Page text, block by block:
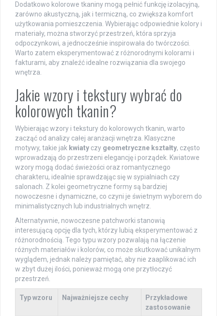
Dodatkowo kolorowe tkaniny mogą pełnić funkcję izolacyjną,
zarówno akustyczną, jak i termiczną, co zwiększa komfort
użytkowania pomieszczenia. Wybierając odpowiednie kolory i
materiały, można stworzyć przestrzeń, która sprzyja
odpoczynkowi, a jednocześnie inspirowała do twórczości.
Warto zatem eksperymentować z różnorodnymi kolorami i
fakturami, aby znaleźć idealne rozwiązania dla swojego
wnętrza.
Jakie wzory i tekstury wybrać do
kolorowych tkanin?
Wybierając wzory i tekstury do kolorowych tkanin, warto
zacząć od analizy całej aranżacji wnętrza. Klasyczne
motywy, takie jak kwiaty czy geometryczne kształty, często
wprowadzają do przestrzeni elegancję i porządek. Kwiatowe
wzory mogą dodać świeżości oraz romantycznego
charakteru, idealnie sprawdzając się w sypialniach czy
salonach. Z kolei geometryczne formy są bardziej
nowoczesne i dynamiczne, co czyni je świetnym wyborem do
minimalistycznych lub industrialnych wnętrz.
Alternatywnie, nowoczesne patchworki stanowią
interesującą opcję dla tych, którzy lubią eksperymentować z
różnorodnością. Tego typu wzory pozwalają na łączenie
różnych materiałów i kolorów, co może skutkować unikalnym
wyglądem, jednak należy pamiętać, aby nie zaaplikować ich
w zbyt dużej ilości, ponieważ mogą one przytłoczyć
przestrzeń.
Typ wzoru Najważniejsze cechy
Przykładowe
zastosowanie